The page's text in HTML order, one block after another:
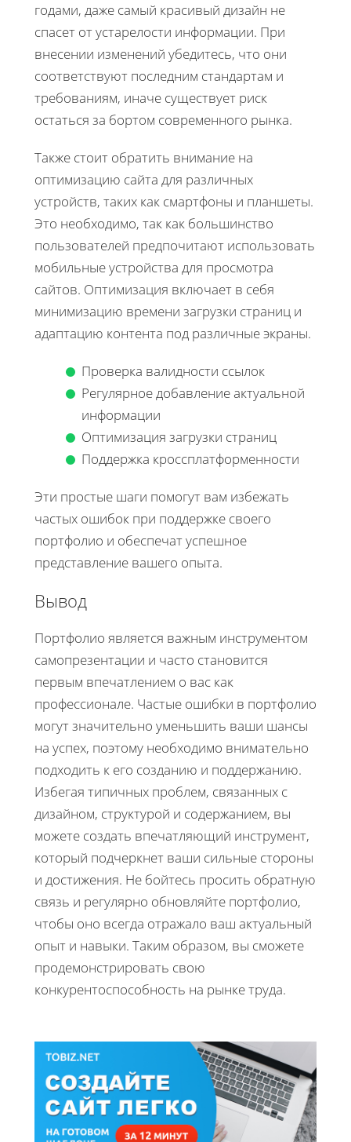
годами, даже самый красивый дизайн не
спасет от устарелости информации. При
внесении изменений убедитесь, что они
соответствуют последним стандартам и
требованиям, иначе существует риск
остаться за бортом современного рынка.
Также стоит обратить внимание на
оптимизацию сайта для различных
устройств, таких как смартфоны и планшеты.
Это необходимо, так как большинство
пользователей предпочитают использовать
мобильные устройства для просмотра
сайтов. Оптимизация включает в себя
минимизацию времени загрузки страниц и
адаптацию контента под различные экраны.
Проверка валидности ссылок
Регулярное добавление актуальной
информации
Оптимизация загрузки страниц
Поддержка кроссплатформенности
Эти простые шаги помогут вам избежать
частых ошибок при поддержке своего
портфолио и обеспечат успешное
представление вашего опыта.
Вывод
Портфолио является важным инструментом
самопрезентации и часто становится
первым впечатлением о вас как
профессионале. Частые ошибки в портфолио
могут значительно уменьшить ваши шансы
на успех, поэтому необходимо внимательно
подходить к его созданию и поддержанию.
Избегая типичных проблем, связанных с
дизайном, структурой и содержанием, вы
можете создать впечатляющий инструмент,
который подчеркнет ваши сильные стороны
и достижения. Не бойтесь просить обратную
связь и регулярно обновляйте портфолио,
чтобы оно всегда отражало ваш актуальный
опыт и навыки. Таким образом, вы сможете
продемонстрировать свою
конкурентоспособность на рынке труда.